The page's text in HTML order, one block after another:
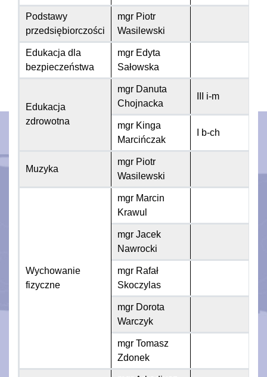
Podstawy
przedsiębiorczości
mgr Piotr
Wasilewski
Edukacja dla
bezpieczeństwa
mgr Edyta
Sałowska
Edukacja
zdrowotna
mgr Danuta
Chojnacka
III i-m
mgr Kinga
Marcińczak
I b-ch
Muzyka
mgr Piotr
Wasilewski
Wychowanie
fizyczne
mgr Marcin
Krawul
mgr Jacek
Nawrocki
mgr Rafał
Skoczylas
mgr Dorota
Warczyk
mgr Tomasz
Zdonek